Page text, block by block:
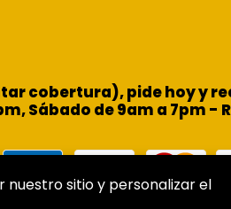
cobertura), pide hoy y
Sábado de 9am a 7pm
nuestro sitio y personalizar el